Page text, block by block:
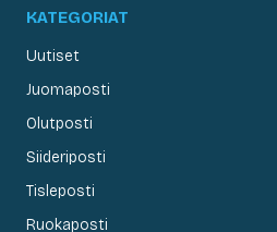
KATEGORIAT
Uutiset
Juomaposti
Olutposti
Siideriposti
Tisleposti
Ruokaposti